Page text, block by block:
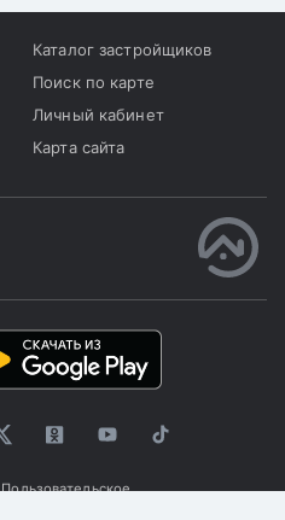
Каталог застройщиков
Поиск по карте
Личный кабинет
Карта сайта
Пользовательское